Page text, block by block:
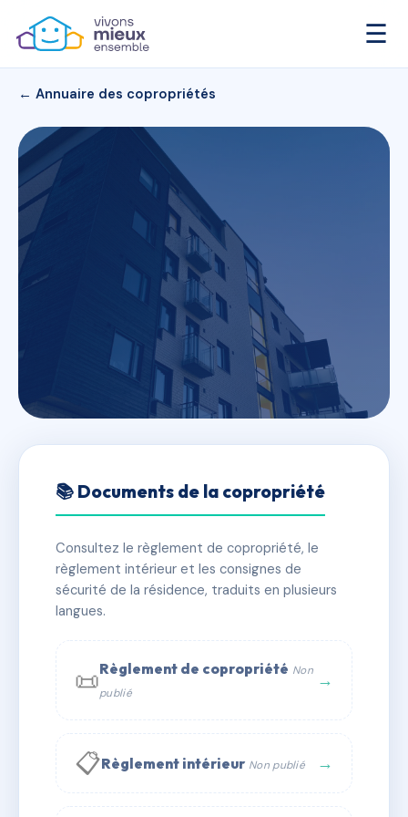
☰
← Annuaire des copropriétés
1 RUE DE BISCHWILLER
✓ Immatriculée 🏠 35 lots 🏗 1 bâtiment(s)
📞 Contacter Syndic Digital
📚 Documents de la copropriété
Consultez le règlement de copropriété, le
règlement intérieur et les consignes de
sécurité de la résidence, traduits en plusieurs
langues.
📜Règlement de copropriété Non
publié
→
📋Règlement intérieur Non publié →